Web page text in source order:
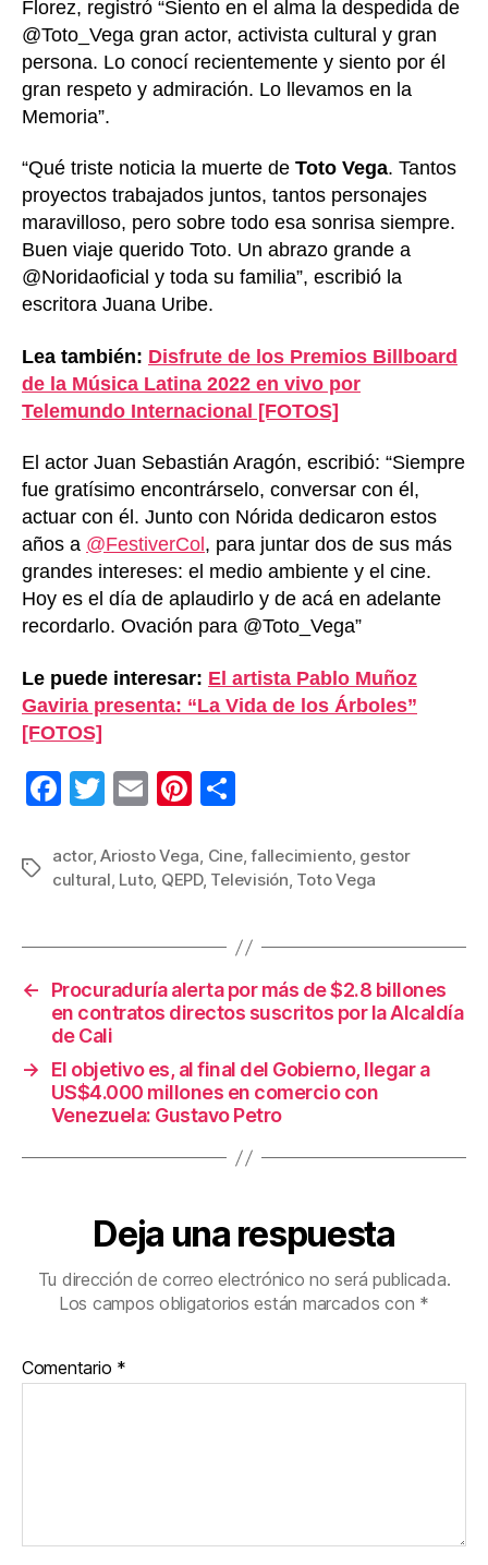
Florez, registró “Siento en el alma la despedida de
@Toto_Vega gran actor, activista cultural y gran
persona. Lo conocí recientemente y siento por él
gran respeto y admiración. Lo llevamos en la
Memoria”.
“Qué triste noticia la muerte de Toto Vega. Tantos
proyectos trabajados juntos, tantos personajes
maravilloso, pero sobre todo esa sonrisa siempre.
Buen viaje querido Toto. Un abrazo grande a
@Noridaoficial y toda su familia”, escribió la
escritora Juana Uribe.
Lea también: Disfrute de los Premios Billboard
de la Música Latina 2022 en vivo por
Telemundo Internacional [FOTOS]
El actor Juan Sebastián Aragón, escribió: “Siempre
fue gratísimo encontrárselo, conversar con él,
actuar con él. Junto con Nórida dedicaron estos
años a @FestiverCol , para juntar dos de sus más
grandes intereses: el medio ambiente y el cine.
Hoy es el día de aplaudirlo y de acá en adelante
recordarlo. Ovación para @Toto_Vega”
Le puede interesar: El artista Pablo Muñoz
Gaviria presenta: “La Vida de los Árboles”
[FOTOS]
F
c
e
o
k
T
tt
er
E
ail
Pi
er
e
m
p
tir
Etiquetas
actor,Ariosto Vega, Cine,fallecimiento, gestor
cultural, Luto, QEPD, Televisión, Toto Vega
←
Procuraduría alerta por más de $2.8 billones
en contratos directos suscritos por la Alcaldía
de Cali
→
El objetivo es, al final del Gobierno, llegar a
US$4.000 millones en comercio con
Venezuela: Gustavo Petro
Deja una respuesta
Tu dirección de correo electrónico no será publicada.
Los campos obligatorios están marcados con *
Comentario *